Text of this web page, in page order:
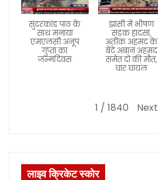
सुंदरकांड पाठ के
साथ मनाया
एमएलसी अनूप
गुप्ता का
जन्मदिवस
झांसी में भीषण
सड़क हादसा,
अतीक अहमद के
बेटे अबान अहमद
समेत दो की मौत,
चार घायल
1 / 1840 Next
लाइव क्रिकेट स्कोर